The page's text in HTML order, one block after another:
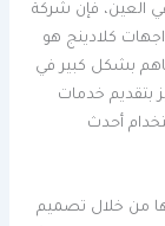
العين، فإن شركة
كلادينج هو
بشكل كبير في
بتقديم خدمات
أحدث
من خلال تصميم